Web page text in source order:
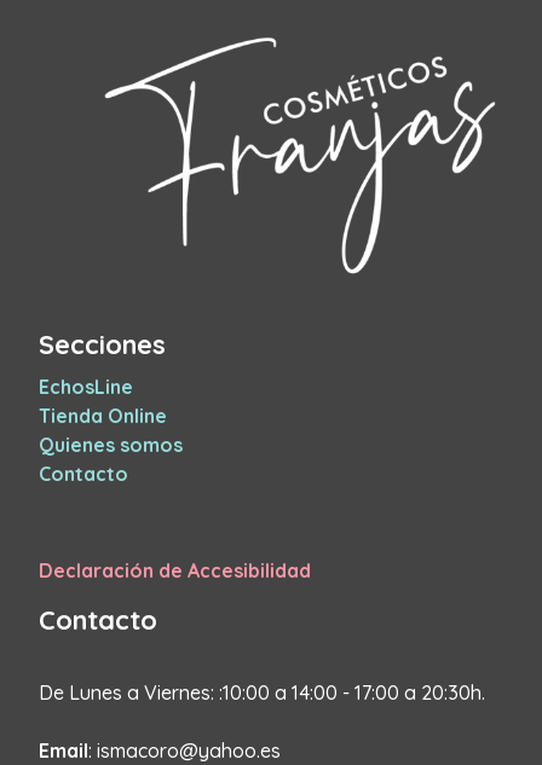
Secciones
EchosLine
Tienda Online
Quienes somos
Contacto
Declaración de Accesibilidad
Contacto
De Lunes a Viernes: :10:00 a 14:00 - 17:00 a 20:30h.
Email: ismacoro@yahoo.es